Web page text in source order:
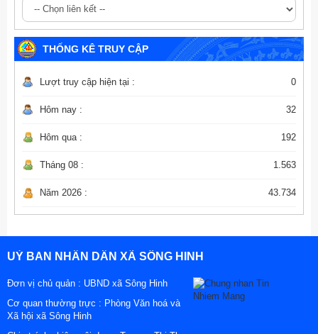
THỐNG KÊ TRUY CẬP
Lượt truy cập hiện tại : 0
Hôm nay : 32
Hôm qua : 192
Tháng 08 : 1.563
Năm 2026 : 43.734
UỶ BAN NHÂN DÂN XÃ SÔNG HINH
Đơn vị chủ quản : UBND xã Sông Hinh
Cơ quan thường trực : Phòng Văn hoá và
Xã hội xã Sông Hinh